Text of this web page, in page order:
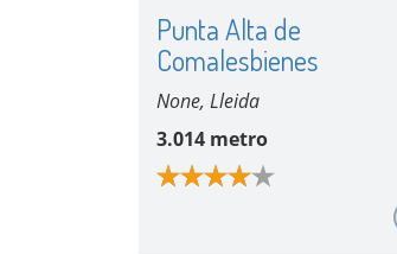
Punta Alta de
Comalesbienes
None, Lleida
3.014 metro